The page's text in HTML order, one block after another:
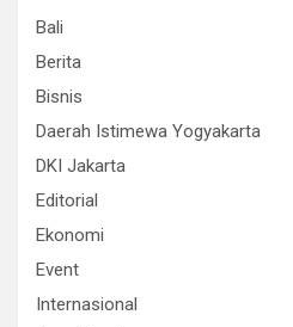
Bali
Berita
Bisnis
Daerah Istimewa Yogyakarta
DKI Jakarta
Editorial
Ekonomi
Event
Internasional